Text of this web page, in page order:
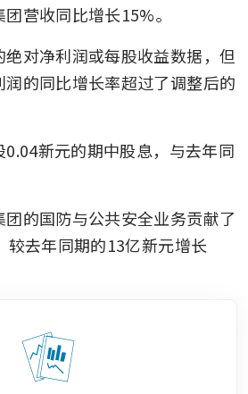
营收同比增长15%。
对净利润或每股收益数据，但
的同比增长率超过了调整后的
新元的期中股息，与去年同
的国防与公共安全业务贡献了
较去年同期的13亿新元增长